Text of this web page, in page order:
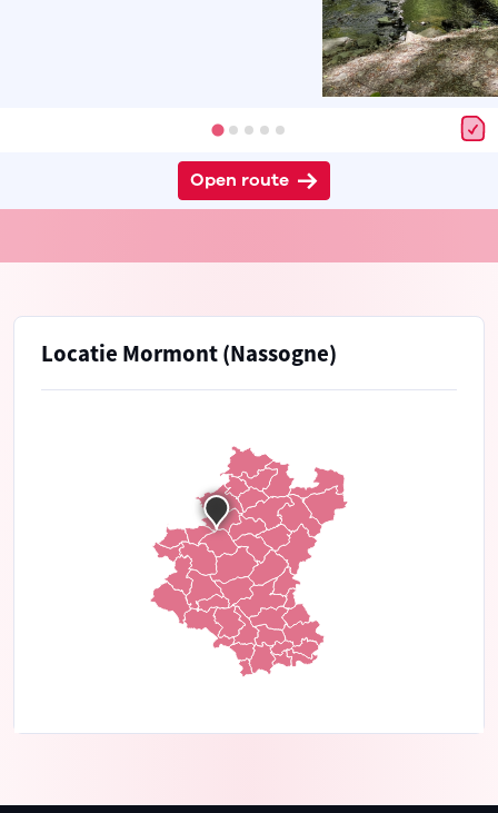
Open route
Locatie Mormont (Nassogne)